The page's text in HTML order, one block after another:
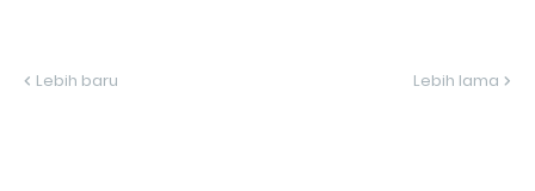
Lebih baru Lebih lama